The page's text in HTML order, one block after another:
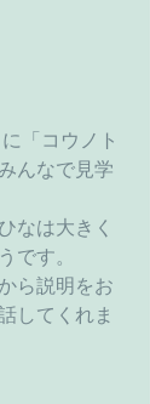
んなで見学
なは大きく
です。
ら説明をお
してくれま